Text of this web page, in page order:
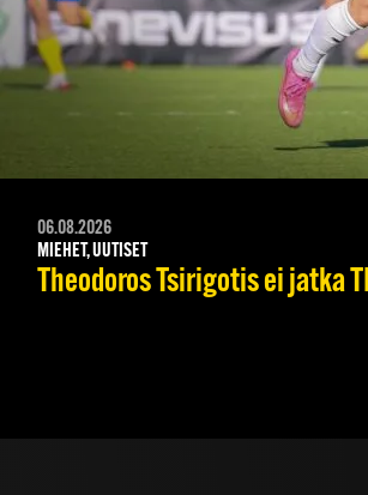
06.08.2026
MIEHET, UUTISET
Theodoros Tsirigotis ei jatka